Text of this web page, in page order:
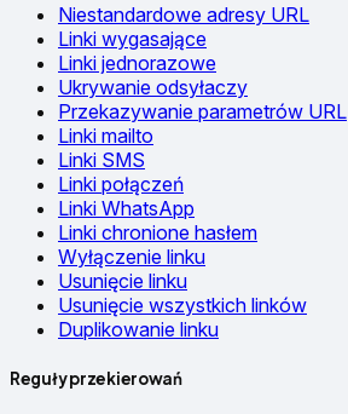
Niestandardowe adresy URL
Linki wygasające
Linki jednorazowe
Ukrywanie odsyłaczy
Przekazywanie parametrów URL
Linki mailto
Linki SMS
Linki połączeń
Linki WhatsApp
Linki chronione hasłem
Wyłączenie linku
Usunięcie linku
Usunięcie wszystkich linków
Duplikowanie linku
Reguły przekierowań